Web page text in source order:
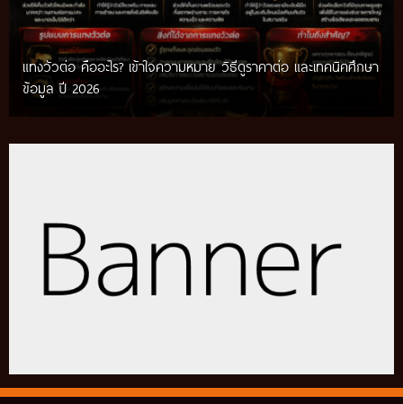
แทงวัวต่อ คืออะไร? เข้าใจความหมาย วิธีดูราคาต่อ และเทคนิคศึกษา
ข้อมูล ปี 2026
เทคนิคแทงวัวชน รวมวิธีศึกษาข้อมูลก่อนติดตามการแข่งขัน พร้อม
แนวทางสำหรับผู้เริ่มต้น ปี 2026